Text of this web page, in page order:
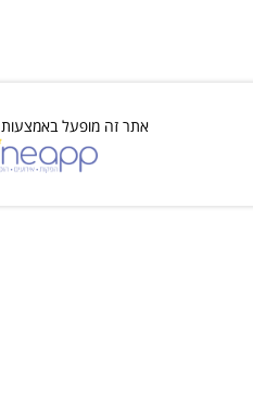
אתר זה מופעל באמצעות LineApp